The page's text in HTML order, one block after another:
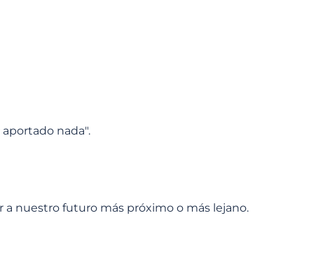
nada".
nuestro futuro más próximo o más lejano.